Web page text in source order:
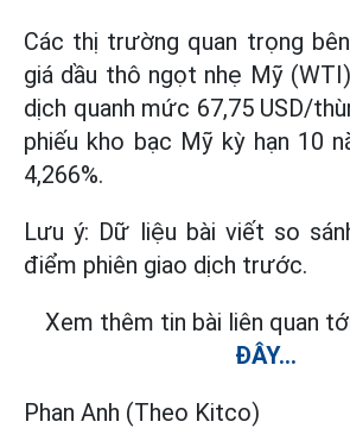
Các thị trường quan trọng
giá dầu thô ngọt nhẹ Mỹ
dịch quanh mức 67,75 USD/
phiếu kho bạc Mỹ kỳ hạn 10
4,266%.
Lưu ý: Dữ liệu bài viết so
điểm phiên giao dịch trước.
Xem thêm tin bài liên quan
ĐÂY...
Phan Anh (Theo Kitco)